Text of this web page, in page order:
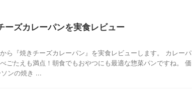
ーズカレーパンを実食レビュー
ら『焼きチーズカレーパン』を実食レビューします。 カレーパ
ごたえも満点！朝食でもおやつにも最適な惣菜パンですね。 価
ンの焼き ...